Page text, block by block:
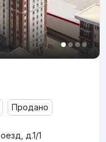
Продано
д.1/1